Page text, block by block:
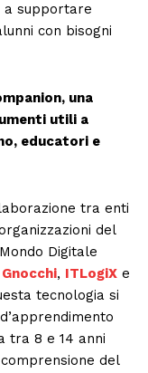
a supportare
con bisogni
una
utili a
educatori e
tra enti
del
Digitale
, ITLogiX e
tecnologia si
tra 8 e 14 anni
del